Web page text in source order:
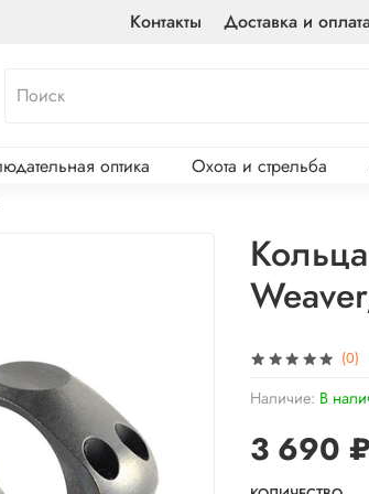
Контакты Доставка и
оптика Охота и стрельба
(0)
Наличие: В
3 690 ₽